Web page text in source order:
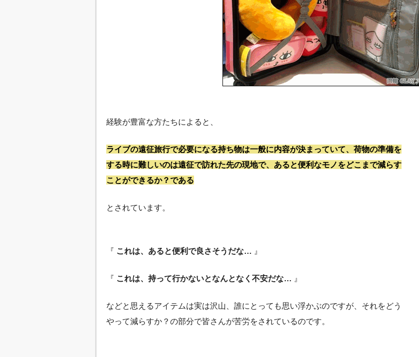
経験が豊富な方たちによると、
ライブの遠征旅行で必要になる持ち物は一般に内容が決まっていて、荷物の準備を
する時に難しいのは遠征で訪れた先の現地で、あると便利なモノをどこまで減らす
ことができるか？である
とされています。
『 これは、あると便利で良さそうだな… 』
『 これは、持って行かないとなんとなく不安だな… 』
などと思えるアイテムは実は沢山、誰にとっても思い浮かぶのですが、それをどう
やって減らすか？の部分で皆さんが苦労をされているのです。